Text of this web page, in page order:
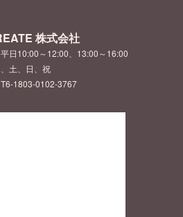
株式会社
日10:00～12:00、13:00～16:00
土、日、祝
1803-0102-3767